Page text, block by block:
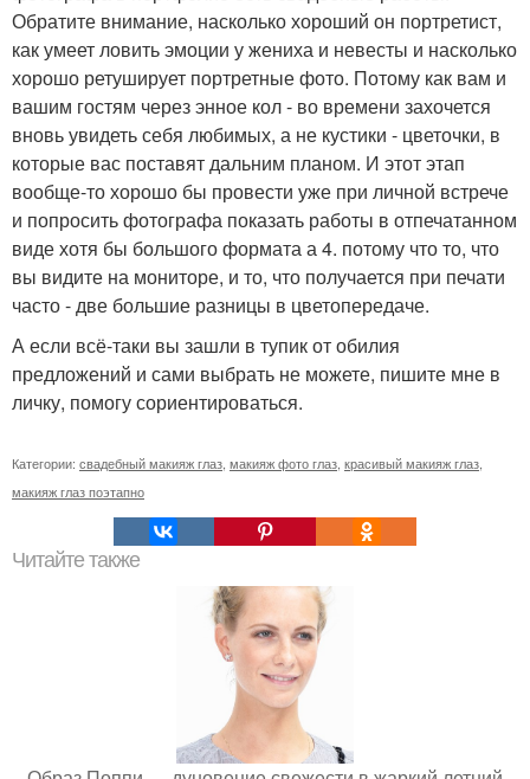
Обратите внимание, насколько хороший он портретист,
как умеет ловить эмоции у жениха и невесты и насколько
хорошо ретуширует портретные фото. Потому как вам и
вашим гостям через энное кол - во времени захочется
вновь увидеть себя любимых, а не кустики - цветочки, в
которые вас поставят дальним планом. И этот этап
вообще-то хорошо бы провести уже при личной встрече
и попросить фотографа показать работы в отпечатанном
виде хотя бы большого формата а 4. потому что то, что
вы видите на мониторе, и то, что получается при печати
часто - две большие разницы в цветопередаче.
А если всё-таки вы зашли в тупик от обилия
предложений и сами выбрать не можете, пишите мне в
личку, помогу сориентироваться.
Категории: свадебный макияж глаз макияж фото глаз красивый макияж глаз
макияж глаз поэтапно
Читайте также